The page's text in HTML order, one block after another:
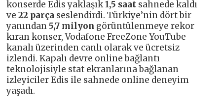
konserde Edis yaklaşık1,5 saat sahnede kaldı
ve22 parça seslendirdi. Türkiye’nin dört bir
yanından 5,7 milyon görüntülenmeye rekor
kıran konser, Vodafone FreeZone YouTube
kanalı üzerinden canlı olarak ve ücretsiz
izlendi. Kapalı devre online bağlantı
teknolojisiyle stat ekranlarına bağlanan
izleyiciler Edis ile sahnede online deneyim
yaşadı.